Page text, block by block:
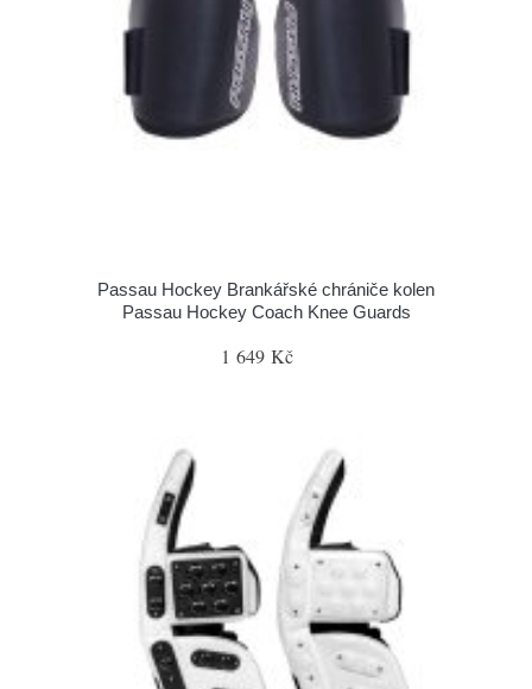
Passau Hockey Brankářské chrániče kolen
Passau Hockey Coach Knee Guards
1 649 Kč